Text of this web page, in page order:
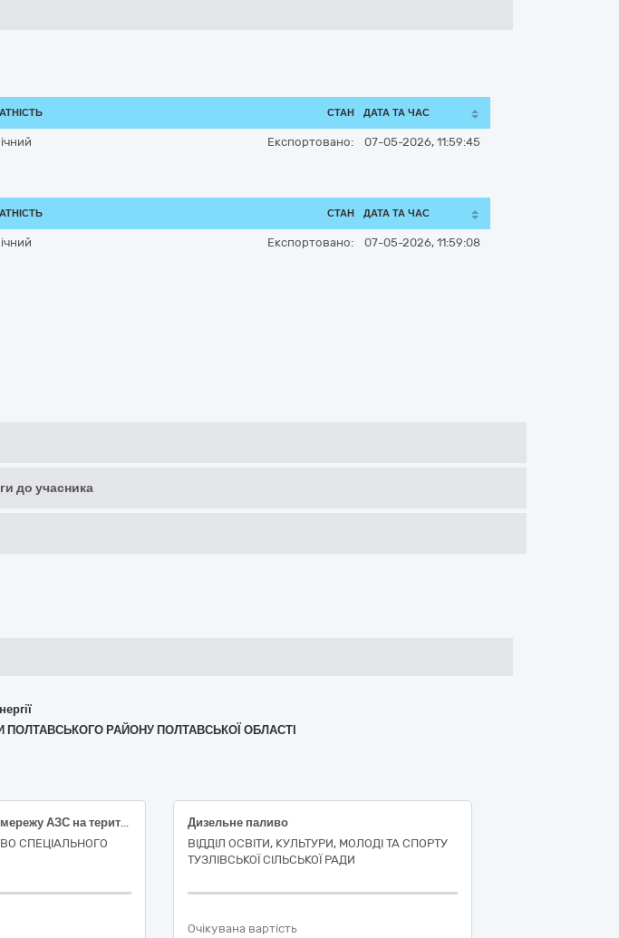
СТАН ДАТА ТА ЧАС
Експортовано: 07-05-2026, 11:59:45
СТАН ДАТА ТА ЧАС
Експортовано: 07-05-2026, 11:59:08
до учасника
ПОЛТАВСЬКОГО РАЙОНУ ПОЛТАВСЬКОЇ ОБЛАСТІ
Паливо у роздріб через мережу АЗС на території України, для потреб ДПСЗ (Тернопільський ОВСЗ)
СПЕЦІАЛЬНОГО
Дизельне паливо
ВІДДІЛ ОСВІТИ, КУЛЬТУРИ, МОЛОДІ ТА СПОРТУ
ТУЗЛІВСЬКОЇ СІЛЬСЬКОЇ РАДИ
Очікувана вартість